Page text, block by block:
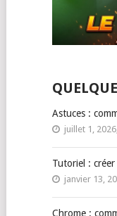
Astuces :
juillet 1,
Tutoriel :
janvier 13,
Chrome :